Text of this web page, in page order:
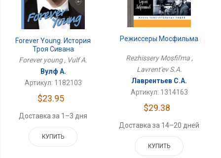
Forever Young. История
Троя Сивана
Forever young , Vulf A.
Вулф А.
Артикул: 1182103
$23.95
Доставка за 1–3 дня
КУПИТЬ
Режиссеры Мосфильма
Rezhissery Mosfil'ma ,
Lavrent'ev S.A.
Лаврентьев С.А.
Артикул: 1314163
$29.38
Доставка за 14–20 дней
КУПИТЬ